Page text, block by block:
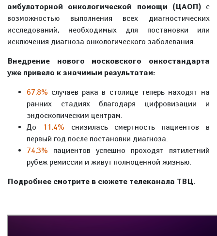
амбулаторной онкологической помощи (ЦАОП)с
возможностью выполнения всех диагностических
исследований, необходимых для постановки или
исключения диагноза онкологического заболевания.
Внедрение нового московского онкостандарта
уже привело к значимым результатам:
67,8% случаев рака в столице теперь находят на
ранних стадиях благодаря цифровизации и
эндоскопическим центрам.
До
11,4% снизилась смертность пациентов в
первый год после постановки диагноза.
74,3% пациентов успешно проходят пятилетний
рубеж ремиссии и живут полноценной жизнью.
Подробнее смотрите в сюжете телеканала ТВЦ.